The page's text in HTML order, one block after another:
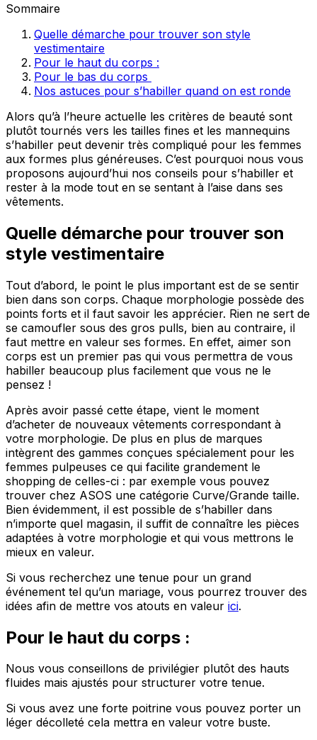
Sommaire
Quelle démarche pour trouver son style
vestimentaire
Pour le haut du corps :
Pour le bas du corps
Nos astuces pour s’habiller quand on est ronde
Alors qu’à l’heure actuelle les critères de beauté sont
plutôt tournés vers les tailles fines et les mannequins
s’habiller peut devenir très compliqué pour les femmes
aux formes plus généreuses. C’est pourquoi nous vous
proposons aujourd’hui nos conseils pour s’habiller et
rester à la mode tout en se sentant à l’aise dans ses
vêtements.
Quelle démarche pour trouver son
style vestimentaire
Tout d’abord, le point le plus important est de se sentir
bien dans son corps. Chaque morphologie possède des
points forts et il faut savoir les apprécier. Rien ne sert de
se camoufler sous des gros pulls, bien au contraire, il
faut mettre en valeur ses formes. En effet, aimer son
corps est un premier pas qui vous permettra de vous
habiller beaucoup plus facilement que vous ne le
pensez !
Après avoir passé cette étape, vient le moment
d’acheter de nouveaux vêtements correspondant à
votre morphologie. De plus en plus de marques
intègrent des gammes conçues spécialement pour les
femmes pulpeuses ce qui facilite grandement le
shopping de celles-ci : par exemple vous pouvez
trouver chez ASOS une catégorie Curve/Grande taille.
Bien évidemment, il est possible de s’habiller dans
n’importe quel magasin, il suffit de connaître les pièces
adaptées à votre morphologie et qui vous mettrons le
mieux en valeur.
Si vous recherchez une tenue pour un grand
événement tel qu’un mariage, vous pourrez trouver des
idées afin de mettre vos atouts en valeur ici.
Pour le haut du corps :
Nous vous conseillons de privilégier plutôt des hauts
fluides mais ajustés pour structurer votre tenue.
Si vous avez une forte poitrine vous pouvez porter un
léger décolleté cela mettra en valeur votre buste.